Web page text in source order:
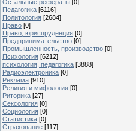
Остальные рефераты [0]
Педагогика [6116]
Политология [2684]
Право [0]
Право, юриспруденция [0]
Предпринимательство [0]
Промышленность, производство [0]
Психология [6212]
психология, педагогика [3888]
Радиоэлектроника [0]
Реклама [910]
Религия и мифология [0]
Риторика [27]
Сексология [0]
Социология [0]
Статистика [0]
Страхование [117]